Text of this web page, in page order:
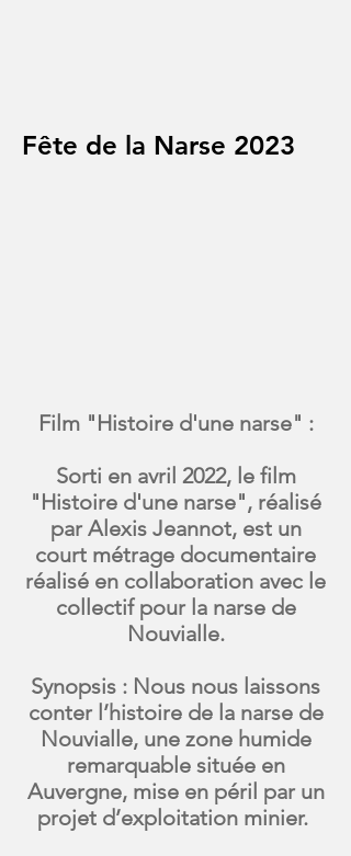
Fête de la Narse 2023
Film "Histoire d'une narse" :
Sorti en avril 2022, le film
"Histoire d'une narse", réalisé
par Alexis Jeannot, est un
court métrage documentaire
réalisé en collaboration avec le
collectif pour la narse de
Nouvialle.
Synopsis : Nous nous laissons
conter l’histoire de la narse de
Nouvialle, une zone humide
remarquable située en
Auvergne, mise en péril par un
projet d’exploitation minier.